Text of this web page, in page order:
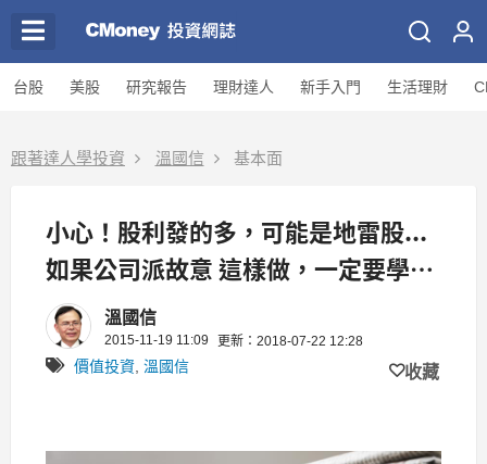
台股 美股 研究報告 理財達人 新手入門 生活理財
跟著達人學投資 溫國信 基本面
小心！股利發的多，可能是地雷股...
如果公司派故意 這樣做，一定要學會
這招自保！
溫國信
2015-11-19 11:09 更新：2018-07-22 12:28
價值投資 溫國信 收藏